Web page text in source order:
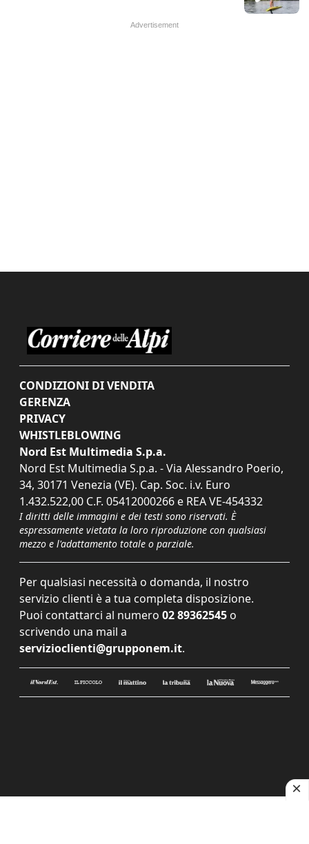
CONDIZIONI DI VENDITA
GERENZA
PRIVACY
WHISTLEBLOWING
Nord Est Multimedia S.p.a.
Nord Est Multimedia S.p.a. - Via Alessandro Poerio,
34, 30171 Venezia (VE). Cap. Soc. i.v. Euro
1.432.522,00 C.F. 05412000266 e REA VE-454332
I diritti delle immagini e dei testi sono riservati. È
espressamente vietata la loro riproduzione con qualsiasi
mezzo e l'adattamento totale o parziale.
Per qualsiasi necessità o domanda, il nostro
servizio clienti è a tua completa disposizione.
Puoi contattarci al numero 02 89362545 o
scrivendo una mail a
servizioclienti@grupponem.it.